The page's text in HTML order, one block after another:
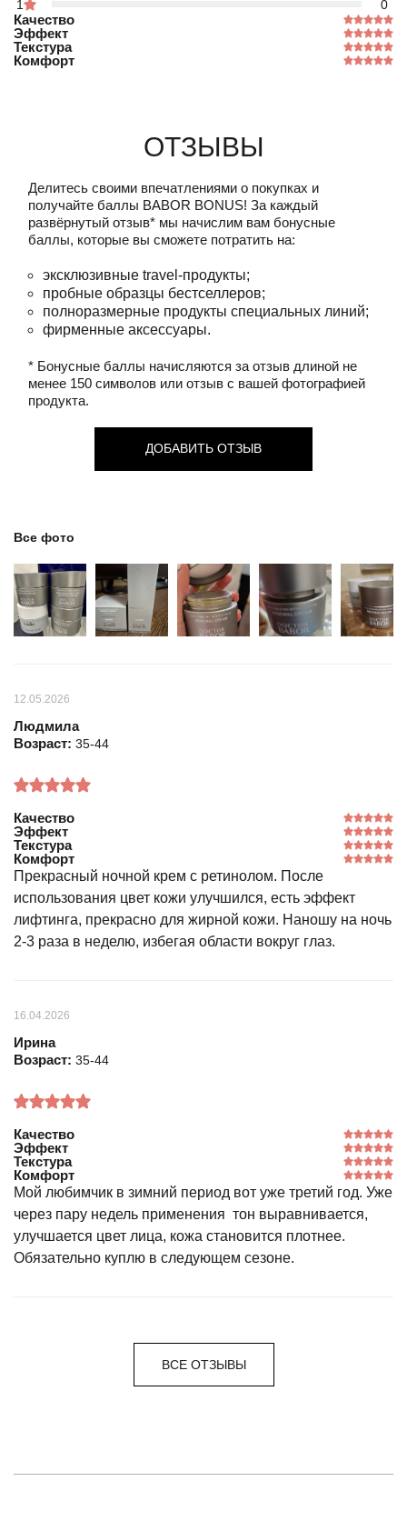
1 0
Качество
Эффект
Текстура
Комфорт
Отзывы
Делитесь своими впечатлениями о покупках и
получайте баллы BABOR BONUS! За каждый
развёрнутый отзыв* мы начислим вам бонусные
баллы, которые вы сможете потратить на:
эксклюзивные travel-продукты;
пробные образцы бестселлеров;
полноразмерные продукты специальных линий;
фирменные аксессуары.
* Бонусные баллы начисляются за отзыв длиной не
менее 150 символов или отзыв с вашей фотографией
продукта.
ДОБАВИТЬ ОТЗЫВ
Все фото
12.05.2026
Людмила
Возраст: 35-44
Качество
Эффект
Текстура
Комфорт
Прекрасный ночной крем с ретинолом. После
использования цвет кожи улучшился, есть эффект
лифтинга, прекрасно для жирной кожи. Наношу на ночь
2-3 раза в неделю, избегая области вокруг глаз.
16.04.2026
Ирина
Возраст: 35-44
Качество
Эффект
Текстура
Комфорт
Мой любимчик в зимний период вот уже третий год. Уже
через пару недель применения тон выравнивается,
улучшается цвет лица, кожа становится плотнее.
Обязательно куплю в следующем сезоне.
ВСЕ ОТЗЫВЫ